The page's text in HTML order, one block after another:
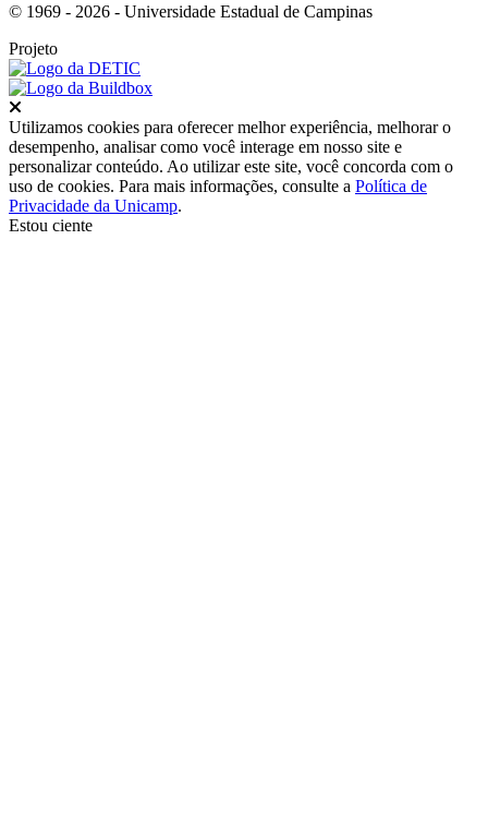
© 1969 - 2026 - Universidade Estadual de Campinas
Projeto
Utilizamos cookies para oferecer melhor experiência, melhorar o
desempenho, analisar como você interage em nosso site e
personalizar conteúdo. Ao utilizar este site, você concorda com o
uso de cookies. Para mais informações, consulte a Política de
Privacidade da Unicamp.
Estou ciente